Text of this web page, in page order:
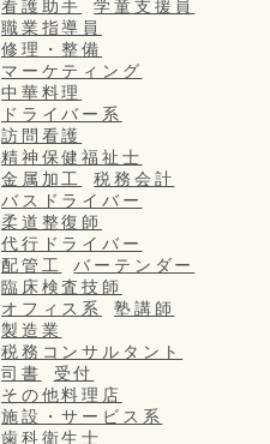
看護助手
学童支援員
職業指導員
修理・整備
マーケティング
中華料理
ドライバー系
訪問看護
精神保健福祉士
金属加工
税務会計
バスドライバー
柔道整復師
代行ドライバー
配管工
バーテンダー
臨床検査技師
オフィス系
塾講師
製造業
税務コンサルタント
司書
受付
その他料理店
施設・サービス系
歯科衛生士